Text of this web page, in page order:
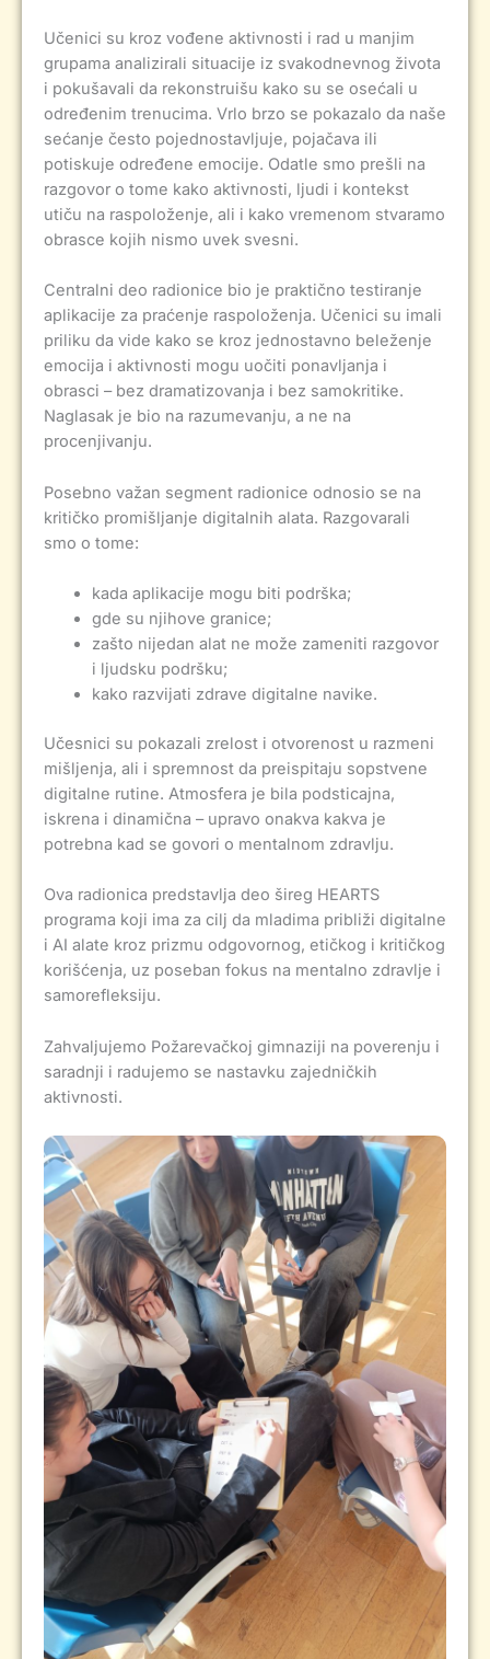
Učenici su kroz vođene aktivnosti i rad u manjim
grupama analizirali situacije iz svakodnevnog života
i pokušavali da rekonstruišu kako su se osećali u
određenim trenucima. Vrlo brzo se pokazalo da naše
sećanje često pojednostavljuje, pojačava ili
potiskuje određene emocije. Odatle smo prešli na
razgovor o tome kako aktivnosti, ljudi i kontekst
utiču na raspoloženje, ali i kako vremenom stvaramo
obrasce kojih nismo uvek svesni.
Centralni deo radionice bio je praktično testiranje
aplikacije za praćenje raspoloženja. Učenici su imali
priliku da vide kako se kroz jednostavno beleženje
emocija i aktivnosti mogu uočiti ponavljanja i
obrasci – bez dramatizovanja i bez samokritike.
Naglasak je bio na razumevanju, a ne na
procenjivanju.
Posebno važan segment radionice odnosio se na
kritičko promišljanje digitalnih alata. Razgovarali
smo o tome:
kada aplikacije mogu biti podrška;
gde su njihove granice;
zašto nijedan alat ne može zameniti razgovor
i ljudsku podršku;
kako razvijati zdrave digitalne navike.
Učesnici su pokazali zrelost i otvorenost u razmeni
mišljenja, ali i spremnost da preispitaju sopstvene
digitalne rutine. Atmosfera je bila podsticajna,
iskrena i dinamična – upravo onakva kakva je
potrebna kad se govori o mentalnom zdravlju.
Ova radionica predstavlja deo šireg HEARTS
programa koji ima za cilj da mladima približi digitalne
i AI alate kroz prizmu odgovornog, etičkog i kritičkog
korišćenja, uz poseban fokus na mentalno zdravlje i
samorefleksiju.
Zahvaljujemo Požarevačkoj gimnaziji na poverenju i
saradnji i radujemo se nastavku zajedničkih
aktivnosti.